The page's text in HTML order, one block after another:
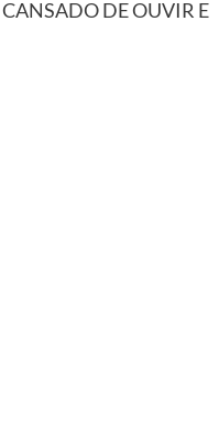
DE OUVIR E